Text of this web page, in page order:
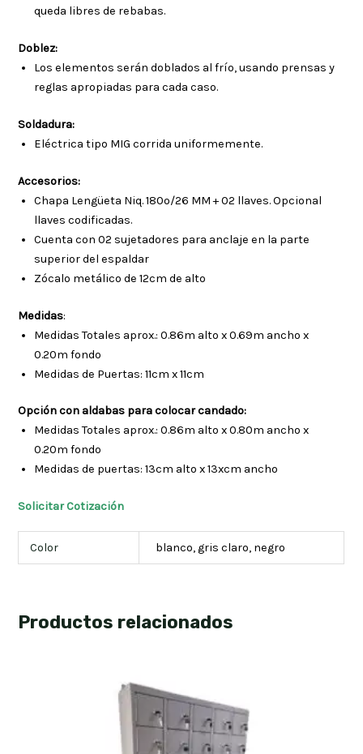
queda libres de rebabas.
Doblez:
Los elementos serán doblados al frío, usando prensas y
reglas apropiadas para cada caso.
Soldadura:
Eléctrica tipo MIG corrida uniformemente.
Accesorios:
Chapa Lengüeta Niq. 180º/26 MM + 02 llaves. Opcional
llaves codificadas.
Cuenta con 02 sujetadores para anclaje en la parte
superior del espaldar
Zócalo metálico de 12cm de alto
Medidas:
Medidas Totales aprox.: 0.86m alto x 0.69m ancho x
0.20m fondo
Medidas de Puertas: 11cm x 11cm
Opción con aldabas para colocar candado:
Medidas Totales aprox.: 0.86m alto x 0.80m ancho x
0.20m fondo
Medidas de puertas: 13cm alto x 13xcm ancho
Solicitar Cotización
Color blanco, gris claro, negro
Productos relacionados